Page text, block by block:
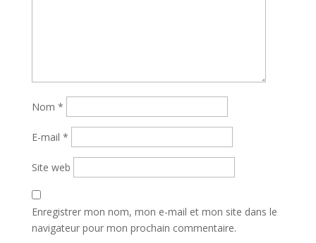
Nom *
E-mail *
Site web
Enregistrer mon nom, mon e-mail et mon site dans le
navigateur pour mon prochain commentaire.